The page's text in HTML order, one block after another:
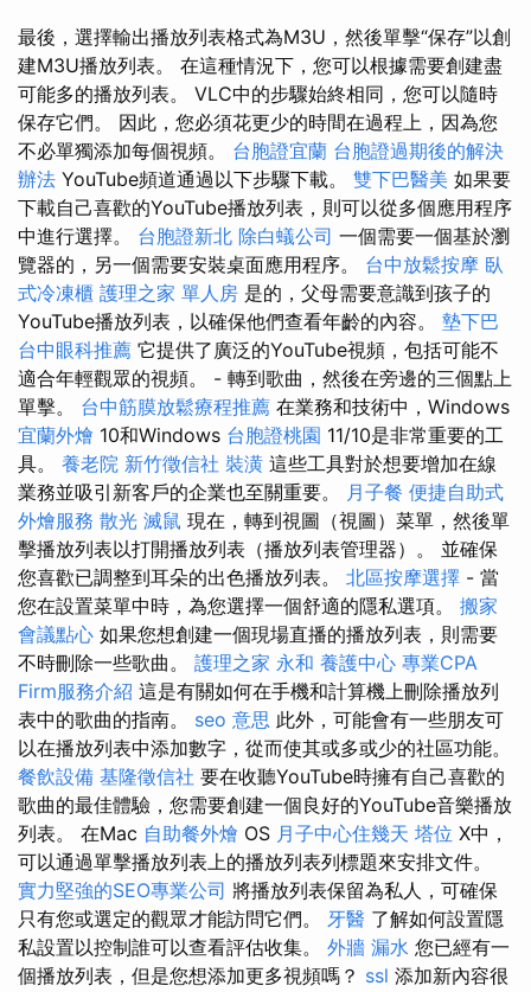
最後，選擇輸出播放列表格式為M3U，然後單擊“保存”以創
建M3U播放列表。 在這種情況下，您可以根據需要創建盡
可能多的播放列表。 VLC中的步驟始終相同，您可以隨時
保存它們。 因此，您必須花更少的時間在過程上，因為您
不必單獨添加每個視頻。 台胞證宜蘭 台胞證過期後的解決
辦法 YouTube頻道通過以下步驟下載。 雙下巴醫美 如果要
下載自己喜歡的YouTube播放列表，則可以從多個應用程序
中進行選擇。 台胞證新北 除白蟻公司 一個需要一個基於瀏
覽器的，另一個需要安裝桌面應用程序。 台中放鬆按摩 臥
式冷凍櫃 護理之家 單人房 是的，父母需要意識到孩子的
YouTube播放列表，以確保他們查看年齡的內容。 墊下巴
台中眼科推薦 它提供了廣泛的YouTube視頻，包括可能不
適合年輕觀眾的視頻。 - 轉到歌曲，然後在旁邊的三個點上
單擊。 台中筋膜放鬆療程推薦 在業務和技術中，Windows
宜蘭外燴 10和Windows 台胞證桃園 11/10是非常重要的工
具。 養老院 新竹徵信社 裝潢 這些工具對於想要增加在線
業務並吸引新客戶的企業也至關重要。 月子餐 便捷自助式
外燴服務 散光 滅鼠 現在，轉到視圖（視圖）菜單，然後單
擊播放列表以打開播放列表（播放列表管理器）。 並確保
您喜歡已調整到耳朵的出色播放列表。 北區按摩選擇 - 當
您在設置菜單中時，為您選擇一個舒適的隱私選項。 搬家
會議點心 如果您想創建一個現場直播的播放列表，則需要
不時刪除一些歌曲。 護理之家 永和 養護中心 專業CPA
Firm服務介紹 這是有關如何在手機和計算機上刪除播放列
表中的歌曲的指南。 seo 意思 此外，可能會有一些朋友可
以在播放列表中添加數字，從而使其或多或少的社區功能。
餐飲設備 基隆徵信社 要在收聽YouTube時擁有自己喜歡的
歌曲的最佳體驗，您需要創建一個良好的YouTube音樂播放
列表。 在Mac 自助餐外燴 OS 月子中心住幾天 塔位 X中，
可以通過單擊播放列表上的播放列表列標題來安排文件。
實力堅強的SEO專業公司 將播放列表保留為私人，可確保
只有您或選定的觀眾才能訪問它們。 牙醫 了解如何設置隱
私設置以控制誰可以查看評估收集。 外牆 漏水 您已經有一
個播放列表，但是您想添加更多視頻嗎？ ssl 添加新內容很